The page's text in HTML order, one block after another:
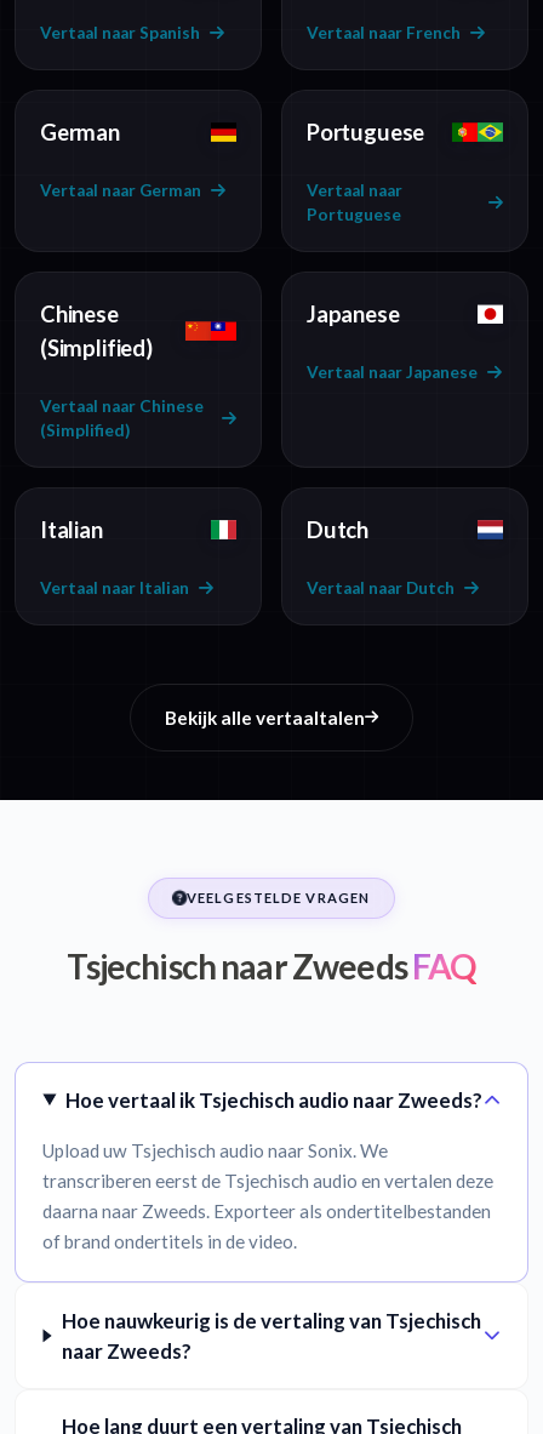
Vertaal naar Spanish Vertaal naar French
German
Vertaal naar German
Portuguese
Vertaal naar
Portuguese
Chinese
(Simplified)
Vertaal naar Chinese
(Simplified)
Japanese
Vertaal naar Japanese
Italian
Vertaal naar Italian
Dutch
Vertaal naar Dutch
Bekijk alle vertaaltalen
VEELGESTELDE VRAGEN
Tsjechisch naar ZweedsFAQ
Hoe vertaal ik Tsjechisch audio naar Zweeds?
Upload uw Tsjechisch audio naar Sonix. We
transcriberen eerst de Tsjechisch audio en vertalen deze
daarna naar Zweeds. Exporteer als ondertitelbestanden
of brand ondertitels in de video.
Hoe nauwkeurig is de vertaling van Tsjechisch
naar Zweeds?
Hoe lang duurt een vertaling van Tsjechisch